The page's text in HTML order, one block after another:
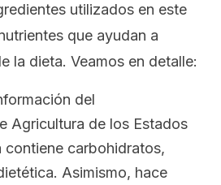
utilizados en este
que ayudan a
la dieta. Veamos en detalle:
del
Agricultura de los Estados
contiene carbohidratos,
Asimismo, hace